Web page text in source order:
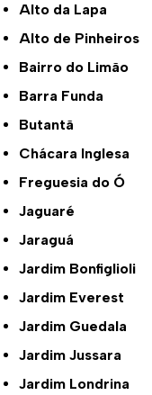
Alto da Lapa
Alto de Pinheiros
Bairro do Limão
Barra Funda
Butantã
Chácara Inglesa
Freguesia do Ó
Jaguaré
Jaraguá
Jardim Bonfiglioli
Jardim Everest
Jardim Guedala
Jardim Jussara
Jardim Londrina